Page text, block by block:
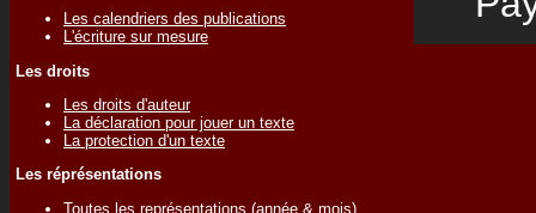
Les calendriers des publications
L'écriture sur mesure
Les droits
Les droits d'auteur
La déclaration pour jouer un texte
La protection d'un texte
Les réprésentations
Toutes les représentations (année & mois)